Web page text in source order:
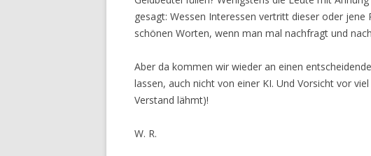
gesagt: Wessen Interessen vertritt dieser oder
schönen Worten, wenn man mal nachfragt und
Aber da kommen wir wieder an einen
lassen, auch nicht von einer KI. Und Vorsicht vor
Verstand lähmt)!
W. R.